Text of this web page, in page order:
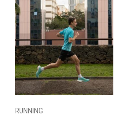
RUNNING